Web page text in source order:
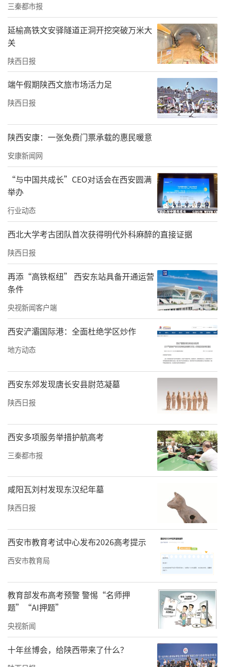
三秦都市报
延榆高铁文安驿隧道正洞开挖突破万米大
关
陕西日报
端午假期陕西文旅市场活力足
陕西日报
陕西安康：一张免费门票承载的惠民暖意
安康新闻网
“与中国共成长”CEO对话会在西安圆满
举办
行业动态
西北大学考古团队首次获得明代外科麻醉的直接证据
陕西日报
再添“高铁枢纽” 西安东站具备开通运营
条件
央视新闻客户端
西安浐灞国际港：全面杜绝学区炒作
地方动态
西安东郊发现唐长安县尉范凝墓
陕西日报
西安多项服务举措护航高考
三秦都市报
咸阳瓦刘村发现东汉纪年墓
陕西日报
西安市教育考试中心发布2026高考提示
西安市教育局
教育部发布高考预警 警惕“名师押
题”“AI押题”
央视新闻
十年丝博会，给陕西带来了什么？